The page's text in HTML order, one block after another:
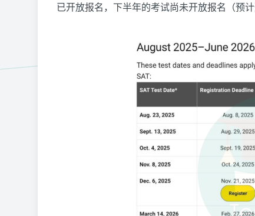
已开放报名，下半年的考试尚未开放报名（预